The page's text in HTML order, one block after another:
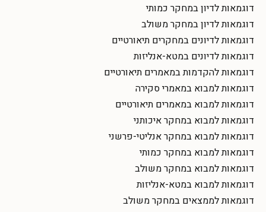
דוגמאות לדיון במחקר כמותי
דוגמאות לדיון במחקר משולב
דוגמאות לדיונים במחקרים תיאורטיים
דוגמאות לדיונים במטא-אנליזות
דוגמאות להקדמות במאמרים תיאורטיים
דוגמאות למבוא במאמרי סקירה
דוגמאות למבוא במאמרים תיאורטיים
דוגמאות למבוא במחקר איכותני
דוגמאות למבוא במחקר אנליטי-פרשני
דוגמאות למבוא במחקר כמותי
דוגמאות למבוא במחקר משולב
דוגמאות למבוא במטא-אנליזות
דוגמאות לממצאים במחקר משולב